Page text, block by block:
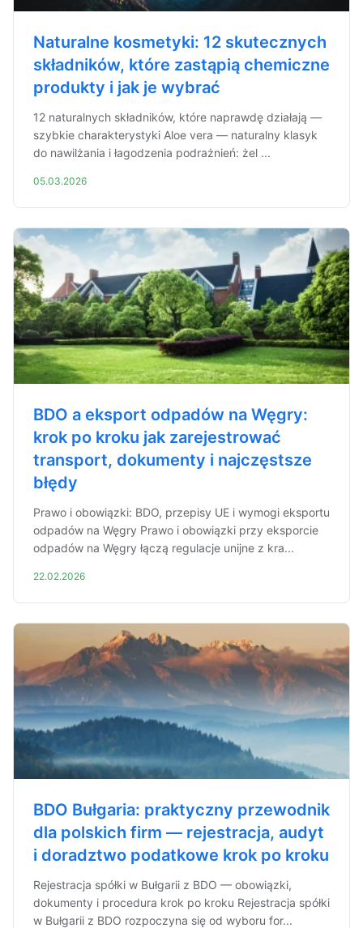
Naturalne kosmetyki: 12 skutecznych
składników, które zastąpią chemiczne
produkty i jak je wybrać
12 naturalnych składników, które naprawdę działają —
szybkie charakterystyki Aloe vera — naturalny klasyk
do nawilżania i łagodzenia podrażnień: żel ...
05.03.2026
BDO a eksport odpadów na Węgry:
krok po kroku jak zarejestrować
transport, dokumenty i najczęstsze
błędy
Prawo i obowiązki: BDO, przepisy UE i wymogi eksportu
odpadów na Węgry Prawo i obowiązki przy eksporcie
odpadów na Węgry łączą regulacje unijne z kra...
22.02.2026
BDO Bułgaria: praktyczny przewodnik
dla polskich firm — rejestracja, audyt
i doradztwo podatkowe krok po kroku
Rejestracja spółki w Bułgarii z BDO — obowiązki,
dokumenty i procedura krok po kroku Rejestracja spółki
w Bułgarii z BDO rozpoczyna się od wyboru for...